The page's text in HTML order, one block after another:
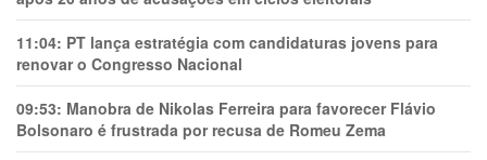
11:04: PT lança estratégia com candidaturas jovens para
renovar o Congresso Nacional
09:53: Manobra de Nikolas Ferreira para favorecer Flávio
Bolsonaro é frustrada por recusa de Romeu Zema